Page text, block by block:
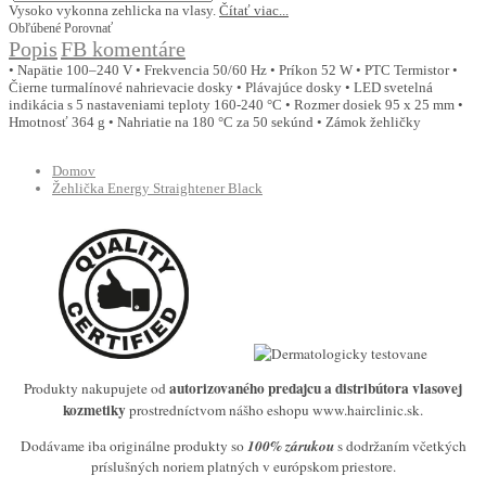
Vysoko vykonna zehlicka na vlasy. Čítať viac...
Obľúbené Porovnať
PopisFB komentáre
• Napätie 100–240 V • Frekvencia 50/60 Hz • Príkon 52 W • PTC Termistor •
Čierne turmalínové nahrievacie dosky • Plávajúce dosky • LED svetelná
indikácia s 5 nastaveniami teploty 160-240 °C • Rozmer dosiek 95 x 25 mm •
Hmotnosť 364 g • Nahriatie na 180 °C za 50 sekúnd • Zámok žehličky
Domov
Žehlička Energy Straightener Black
Produkty nakupujete odautorizovaného predajcu a distribútora vlasovej
kozmetikyprostredníctvom nášho eshopu www.hairclinic.sk.
Dodávame iba originálne produkty so100% zárukous dodržaním včetkých
príslušných noriem platných v európskom priestore.